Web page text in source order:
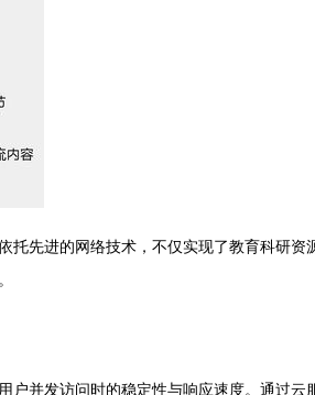
托先进的网络技术，不仅实现了教育科研资
户并发访问时的稳定性与响应速度。通过云